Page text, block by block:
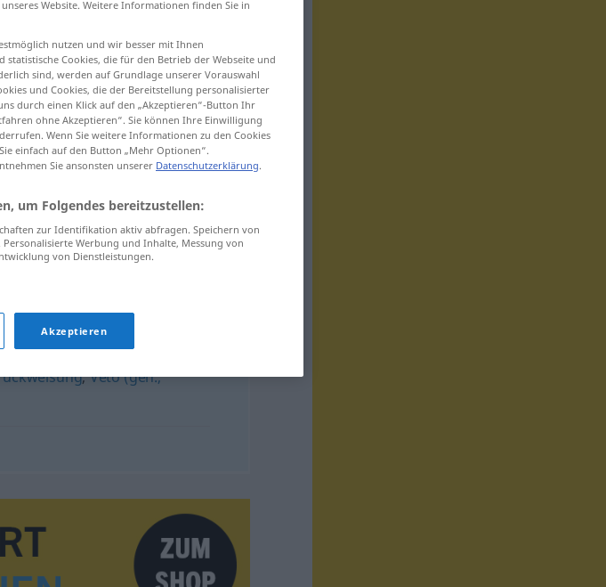
(fachspr.)
,Aber,Verweigerung
,Veto (geh.,
Website. Weitere Informationen finden Sie in
nutzen und wir besser mit Ihnen
Cookies, die für den Betrieb der Webseite und
sind, werden auf Grundlage unserer Vorauswahl
und Cookies, die der Bereitstellung personalisierter
durch einen Klick auf den „Akzeptieren“-Button Ihr
ohne Akzeptieren“. Sie können Ihre Einwilligung
Wenn Sie weitere Informationen zu den Cookies
einfach auf den Button „Mehr Optionen“.
Sie ansonsten unserer Datenschutzerklärung.
um Folgendes bereitzustellen:
zur Identifikation aktiv abfragen. Speichern von
Werbung und Inhalte, Messung von
von Dienstleistungen.
Akzeptieren